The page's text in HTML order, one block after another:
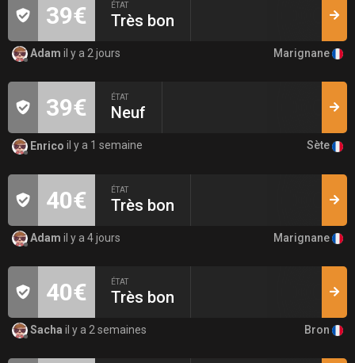
39€ ÉTAT
Très bon
Adam il y a 2 jours Marignane
39€ ÉTAT
Neuf
Enrico il y a 1 semaine Sète
40€ ÉTAT
Très bon
Adam il y a 4 jours Marignane
40€ ÉTAT
Très bon
Sacha il y a 2 semaines Bron